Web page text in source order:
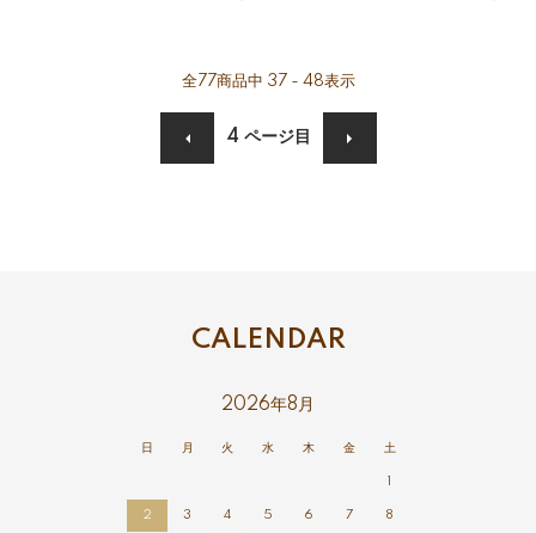
全77商品中 37 - 48表示
4 ページ目
CALENDAR
2026年8月
日 月 火 水 木 金 土
1
2 3 4 5 6 7 8